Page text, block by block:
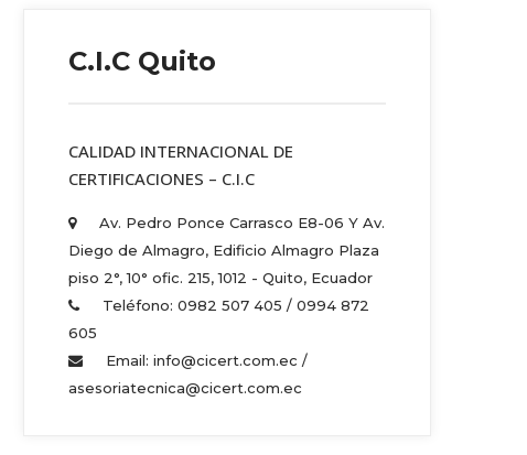
C.I.C Quito
CALIDAD INTERNACIONAL DE
CERTIFICACIONES – C.I.C
Av. Pedro Ponce Carrasco E8-06 Y Av.
Diego de Almagro, Edificio Almagro Plaza
piso 2°, 10° ofic. 215, 1012 - Quito, Ecuador
Teléfono: 0982 507 405 / 0994 872
605
Email: info@cicert.com.ec /
asesoriatecnica@cicert.com.ec